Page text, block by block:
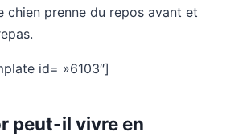
chien prenne du repos avant et
id= »6103″]
peut-il vivre en